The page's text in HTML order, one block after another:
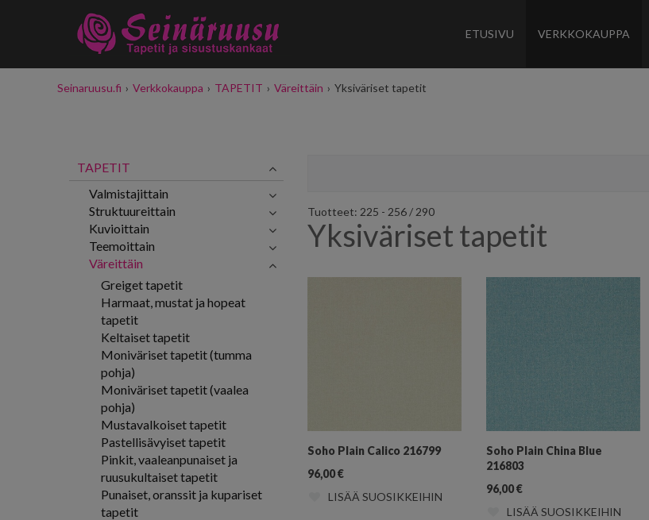
ETUSIVU VERKKOKAUPPA
Seinaruusu.fi › Verkkokauppa › TAPETIT › Väreittäin › Yksiväriset tapetit
Tuotteet: 225 - 256 / 290
Yksiväriset tapetit
Soho Plain Calico 216799
96,00€
LISÄÄ SUOSIKKEIHIN
Soho Plain China Blue
216803
96,00€
LISÄÄ SUOSIKKEIHIN
TAPETIT
Valmistajittain
Struktuureittain
Kuvioittain
Teemoittain
Väreittäin
Greiget tapetit
Harmaat, mustat ja hopeat
tapetit
Keltaiset tapetit
Moniväriset tapetit (tumma
pohja)
Moniväriset tapetit (vaalea
pohja)
Mustavalkoiset tapetit
Pastellisävyiset tapetit
Pinkit, vaaleanpunaiset ja
ruusukultaiset tapetit
Punaiset, oranssit ja kupariset
tapetit